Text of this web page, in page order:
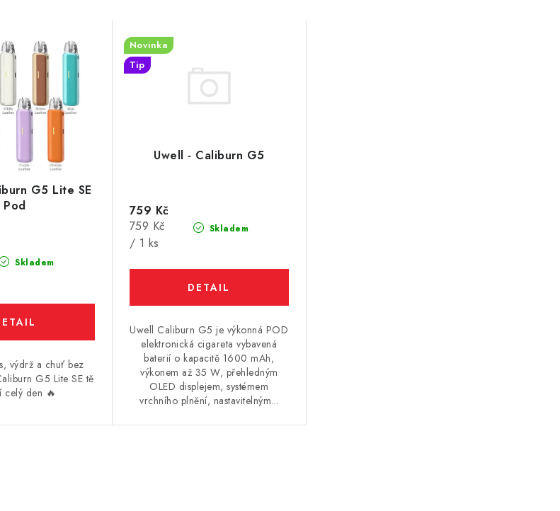
G5 Lite SE
Pod
Skladem
výdrž a chuť bez
G5 Lite SE tě
celý den 🔥
Uwell - Caliburn G5
Novinka
Tip
Skladem
759 Kč
Měrná
cena:
759 Kč
/ 1 ks
Uwell Caliburn G5 je výkonná POD
elektronická cigareta vybavená
baterií o kapacitě 1600 mAh,
výkonem až 35 W, přehledným
OLED displejem, systémem
vrchního plnění, nastavitelným...